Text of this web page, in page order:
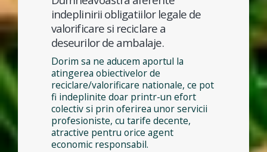
indeplinirii obligatiilor legale de
valorificare si reciclare a
deseurilor de ambalaje.
Dorim sa ne aducem aportul la
atingerea obiectivelor de
reciclare/valorificare nationale, ce pot
fi indeplinite doar printr-un efort
colectiv si prin oferirea unor servicii
profesioniste, cu tarife decente,
atractive pentru orice agent
economic responsabil.